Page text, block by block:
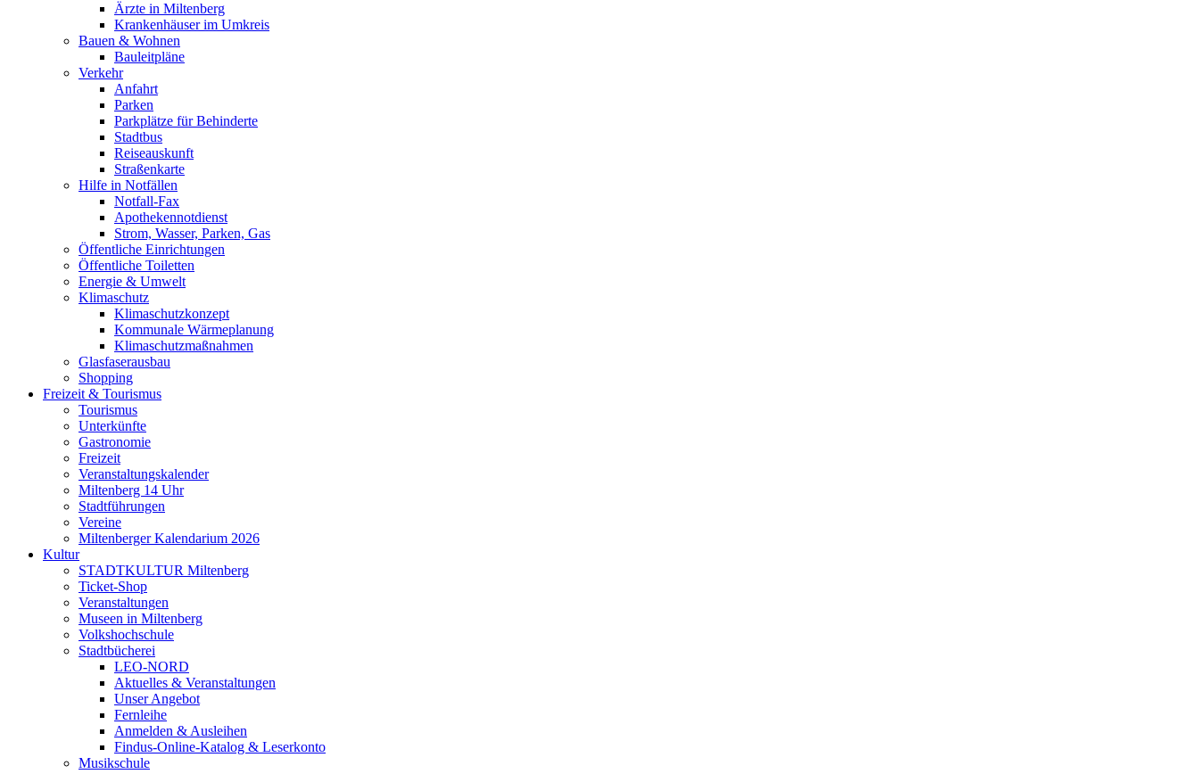
Ärzte in Miltenberg
Krankenhäuser im Umkreis
Bauen & Wohnen
Bauleitpläne
Verkehr
Anfahrt
Parken
Parkplätze für Behinderte
Stadtbus
Reiseauskunft
Straßenkarte
Hilfe in Notfällen
Notfall-Fax
Apothekennotdienst
Strom, Wasser, Parken, Gas
Öffentliche Einrichtungen
Öffentliche Toiletten
Energie & Umwelt
Klimaschutz
Klimaschutzkonzept
Kommunale Wärmeplanung
Klimaschutzmaßnahmen
Glasfaserausbau
Shopping
Freizeit & Tourismus
Tourismus
Unterkünfte
Gastronomie
Freizeit
Veranstaltungskalender
Miltenberg 14 Uhr
Stadtführungen
Vereine
Miltenberger Kalendarium 2026
Kultur
STADTKULTUR Miltenberg
Ticket-Shop
Veranstaltungen
Museen in Miltenberg
Volkshochschule
Stadtbücherei
LEO-NORD
Aktuelles & Veranstaltungen
Unser Angebot
Fernleihe
Anmelden & Ausleihen
Findus-Online-Katalog & Leserkonto
Musikschule